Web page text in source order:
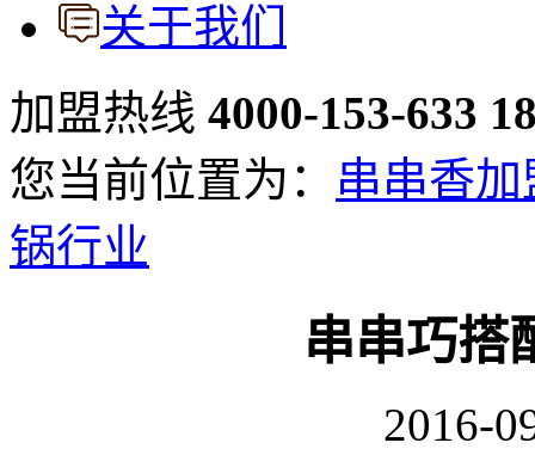
关于我们
加盟热线 4000-153-633
您当前位置为： 串串香加
锅行业
串串巧搭
2016-